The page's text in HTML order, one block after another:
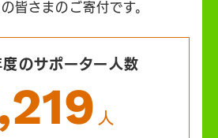
皆さまのご寄付です。
のサポーター人数
人